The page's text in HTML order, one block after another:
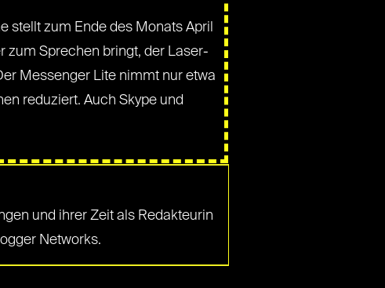
stellt zum Ende des Monats April
zum Sprechen bringt, der Laser-
Messenger Lite nimmt nur etwa
reduziert. Auch Skype und
und ihrer Zeit als Redakteurin
Networks.